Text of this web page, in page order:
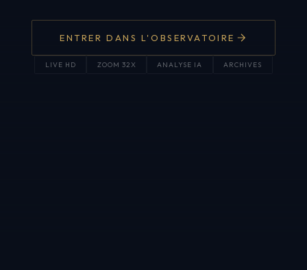
ENTRER DANS L'OBSERVATOIRE
LIVE HD ZOOM 32X ANALYSE IA ARCHIVES